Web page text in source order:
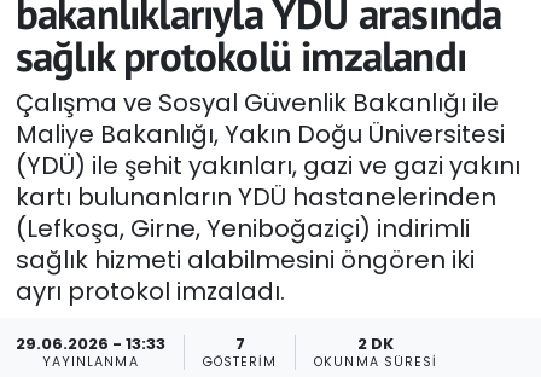
bakanlıklarıyla YDÜ arasında
sağlık protokolü imzalandı
Çalışma ve Sosyal Güvenlik Bakanlığı ile
Maliye Bakanlığı, Yakın Doğu Üniversitesi
(YDÜ) ile şehit yakınları, gazi ve gazi yakını
kartı bulunanların YDÜ hastanelerinden
(Lefkoşa, Girne, Yeniboğaziçi) indirimli
sağlık hizmeti alabilmesini öngören iki
ayrı protokol imzaladı.
29.06.2026 - 13:33
YAYINLANMA
7
GÖSTERIM
2 DK
OKUNMA SÜRESI
Foto Galeri
GEZİ
Güncel
Gündem
KKTC
KKTC YEREL SEÇİM 2018
Haber Arşivi